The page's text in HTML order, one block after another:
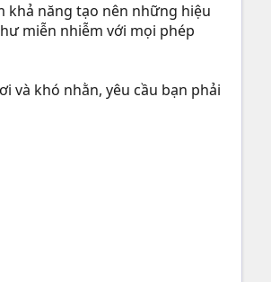
khả năng tạo nên những hiệu
miễn nhiễm với mọi phép
và khó nhằn, yêu cầu bạn phải